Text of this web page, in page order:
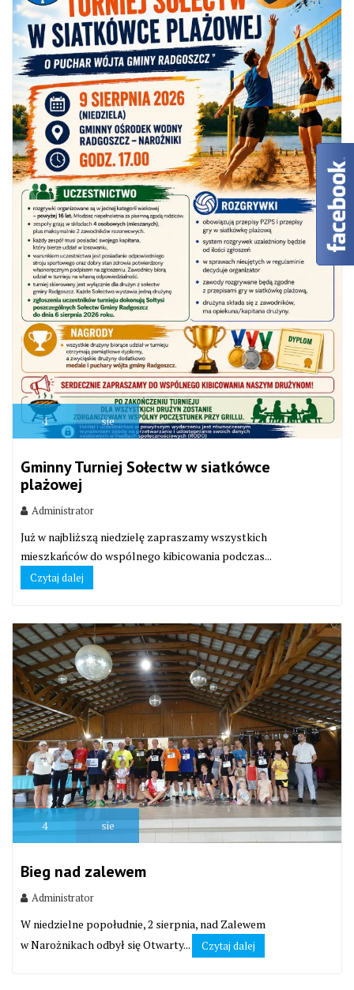
4 sie
Gminny Turniej Sołectw w siatkówce
plażowej
Administrator
Już w najbliższą niedzielę zapraszamy wszystkich
mieszkańców do wspólnego kibicowania podczas...
Czytaj dalej
4 sie
Bieg nad zalewem
Administrator
W niedzielne popołudnie, 2 sierpnia, nad Zalewem
w Narożnikach odbył się Otwarty...
Czytaj dalej